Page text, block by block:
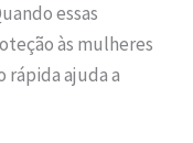
essas
às mulheres
rápida ajuda a